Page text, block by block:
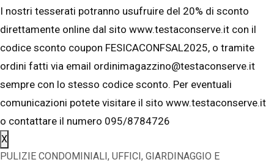
I nostri tesserati potranno usufruire del 20% di sconto
direttamente online dal sito www.testaconserve.it con il
codice sconto coupon FESICACONFSAL2025, o tramite
ordini fatti via email ordinimagazzino@testaconserve.it
sempre con lo stesso codice sconto. Per eventuali
comunicazioni potete visitare il sito www.testaconserve.it
o contattare il numero 095/8784726
X
PULIZIE CONDOMINIALI, UFFICI, GIARDINAGGIO E